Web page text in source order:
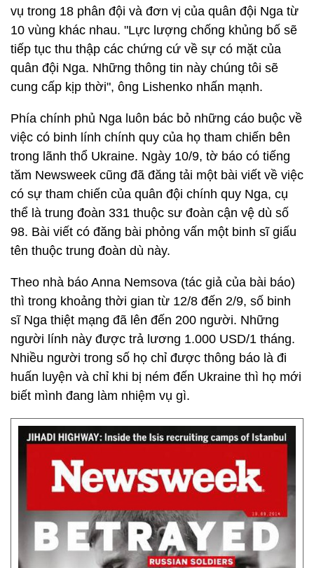
vụ trong 18 phân đội và đơn vị của quân đội Nga từ
10 vùng khác nhau. "Lực lượng chống khủng bố sẽ
tiếp tục thu thập các chứng cứ về sự có mặt của
quân đội Nga. Những thông tin này chúng tôi sẽ
cung cấp kịp thời", ông Lishenko nhấn mạnh.
Phía chính phủ Nga luôn bác bỏ những cáo buộc về
việc có binh lính chính quy của họ tham chiến bên
trong lãnh thổ Ukraine. Ngày 10/9, tờ báo có tiếng
tăm Newsweek cũng đã đăng tải một bài viết về việc
có sự tham chiến của quân đội chính quy Nga, cụ
thể là trung đoàn 331 thuộc sư đoàn cận vệ dù số
98. Bài viết có đăng bài phỏng vấn một binh sĩ giấu
tên thuộc trung đoàn dù này.
Theo nhà báo Anna Nemsova (tác giả của bài báo)
thì trong khoảng thời gian từ 12/8 đến 2/9, số binh
sĩ Nga thiệt mạng đã lên đến 200 người. Những
người lính này được trả lương 1.000 USD/1 tháng.
Nhiều người trong số họ chỉ được thông báo là đi
huấn luyện và chỉ khi bị ném đến Ukraine thì họ mới
biết mình đang làm nhiệm vụ gì.